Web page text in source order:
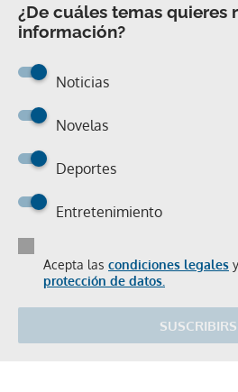
¿De cuáles temas quieres
información?
Noticias
Novelas
Deportes
Entretenimiento
Acepta las condiciones legales
protección de datos.